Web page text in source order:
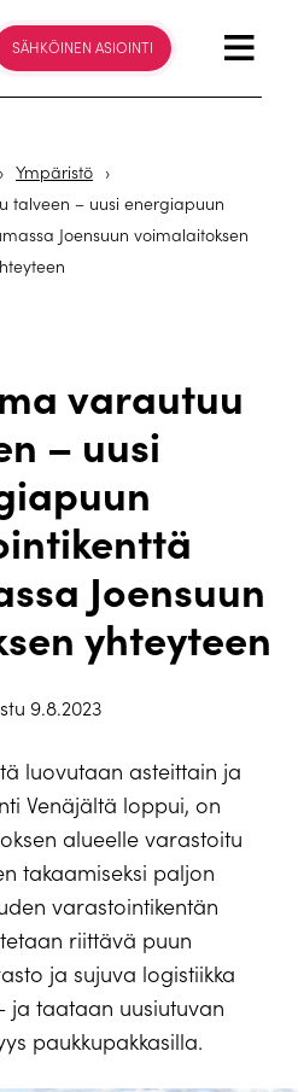
SÄHKÖINEN ASIOINTI
› Ympäristö ›
talveen – uusi energiapuun
Joensuun voimalaitoksen
varautuu
– uusi
Joensuun
yhteyteen
9.8.2023
luovutaan asteittain ja
Venäjältä loppui, on
alueelle varastoitu
takaamiseksi paljon
varastointikentän
riittävä puun
ja sujuva logistiikka
ja taataan uusiutuvan
paukkupakkasilla.